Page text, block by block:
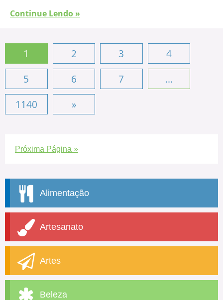
Continue Lendo »
1 2 3
4
5
6 7
...
1140
»
Próxima Página »
Alimentação
Artesanato
Artes
Beleza